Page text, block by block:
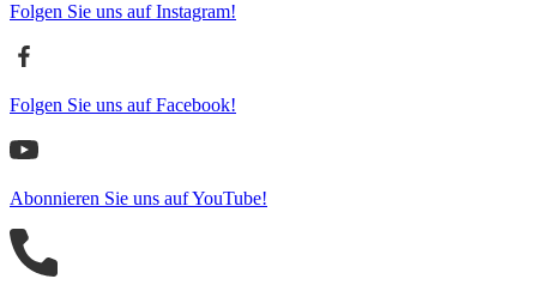
Folgen Sie uns auf Instagram!
Folgen Sie uns auf Facebook!
Abonnieren Sie uns auf YouTube!